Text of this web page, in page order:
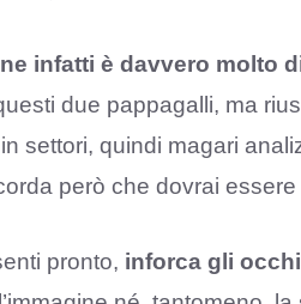
infatti è davvero molto
due pappagalli, ma
in settori, quindi magari
però che dovrai
pronto, inforca gli